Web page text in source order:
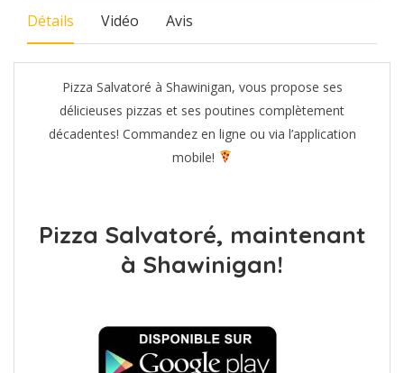
Détails Vidéo Avis
Pizza Salvatoré à Shawinigan, vous propose ses
délicieuses pizzas et ses poutines complètement
décadentes! Commandez en ligne ou via l’application
mobile!
Pizza Salvatoré, maintenant
à Shawinigan!